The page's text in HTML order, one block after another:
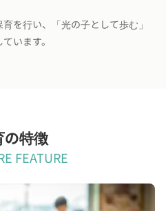
を行い、「光の子として歩む」
います。
の特徴
FEATURE